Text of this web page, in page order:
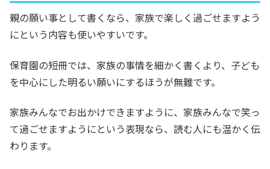
親の願い事として書くなら、家族で楽しく過ごせますよう
にという内容も使いやすいです。
保育園の短冊では、家族の事情を細かく書くより、子ども
を中心にした明るい願いにするほうが無難です。
家族みんなでお出かけできますように、家族みんなで笑っ
て過ごせますようにという表現なら、読む人にも温かく伝
わります。